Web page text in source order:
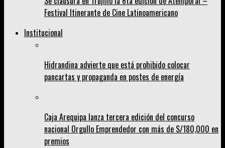
Festival Itinerante de Cine Latinoamericano
Institucional
Hidrandina advierte que está prohibido colocar
pancartas y propaganda en postes de energía
Caja Arequipa lanza tercera edición del concurso
nacional Orgullo Emprendedor con más de S/180,000 en
premios